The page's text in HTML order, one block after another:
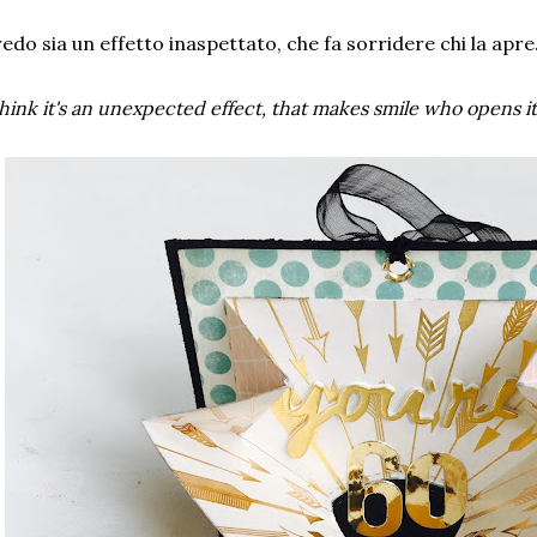
sia un effetto inaspettato, che fa sorridere chi la
it's an unexpected effect, that makes smile who opens